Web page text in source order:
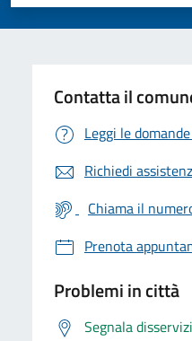
Contatta il
Leggi le
Richiedi
Chiama il
Prenota
Problemi in città
Segnala